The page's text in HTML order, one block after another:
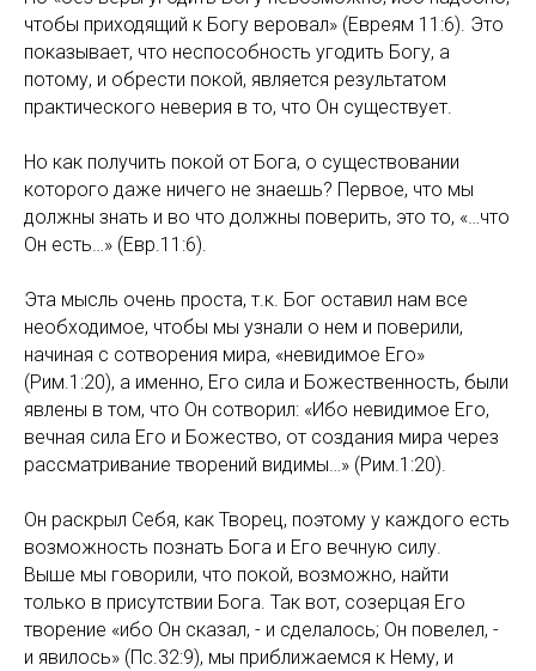
чтобы приходящий к Богу веровал» (Евреям 11:6). Это
показывает, что неспособность угодить Богу, а
потому, и обрести покой, является результатом
практического неверия в то, что Он существует.
Но как получить покой от Бога, о существовании
которого даже ничего не знаешь? Первое, что мы
должны знать и во что должны поверить, это то, «…что
Он есть…» (Евр.11:6).
Эта мысль очень проста, т.к. Бог оставил нам все
необходимое, чтобы мы узнали о нем и поверили,
начиная с сотворения мира, «невидимое Его»
(Рим.1:20), а именно, Его сила и Божественность, были
явлены в том, что Он сотворил: «Ибо невидимое Его,
вечная сила Его и Божество, от создания мира через
рассматривание творений видимы…» (Рим.1:20).
Он раскрыл Себя, как Творец, поэтому у каждого есть
возможность познать Бога и Его вечную силу.
Выше мы говорили, что покой, возможно, найти
только в присутствии Бога. Так вот, созерцая Его
творение «ибо Он сказал, - и сделалось; Он повелел, -
и явилось» (Пс.32:9), мы приближаемся к Нему, и